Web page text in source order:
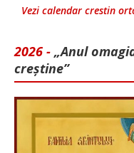
Vezi calendar crestin
2026 - „Anul
creștine”